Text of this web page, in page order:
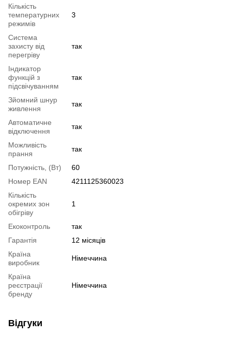
Кількість
температурних
режимів
3
Система
захисту від
перегріву
так
Індикатор
функцій з
підсвічуванням
так
Зйомний шнур
живлення
так
Автоматичне
відключення
так
Можливість
прання
так
Потужність, (Вт)
60
Номер EAN
4211125360023
Кількість
окремих зон
обігріву
1
Екоконтроль
так
Гарантія
12 місяців
Країна
виробник
Німеччина
Країна
реєстрації
бренду
Німеччина
Відгуки